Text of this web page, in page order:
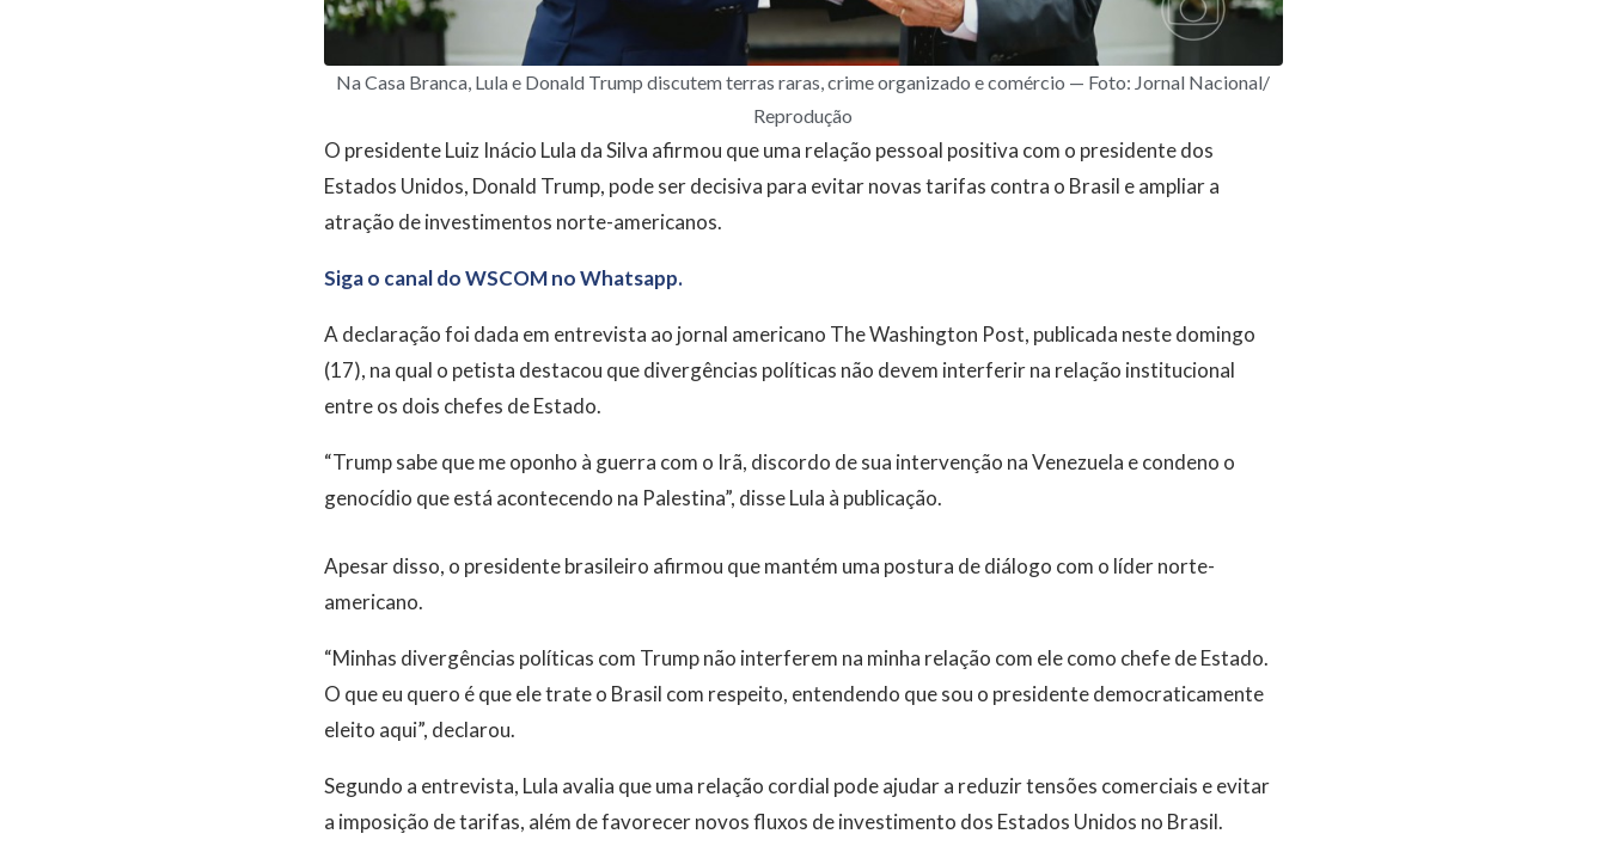
Na Casa Branca, Lula e Donald Trump discutem terras raras, crime organizado e comércio — Foto: Jornal Nacional/
Reprodução
O presidente Luiz Inácio Lula da Silva afirmou que uma relação pessoal positiva com o presidente dos
Estados Unidos, Donald Trump, pode ser decisiva para evitar novas tarifas contra o Brasil e ampliar a
atração de investimentos norte-americanos.
Siga o canal do WSCOM no Whatsapp.
A declaração foi dada em entrevista ao jornal americano The Washington Post, publicada neste domingo
(17), na qual o petista destacou que divergências políticas não devem interferir na relação institucional
entre os dois chefes de Estado.
“Trump sabe que me oponho à guerra com o Irã, discordo de sua intervenção na Venezuela e condeno o
genocídio que está acontecendo na Palestina”, disse Lula à publicação.
Apesar disso, o presidente brasileiro afirmou que mantém uma postura de diálogo com o líder norte-
americano.
“Minhas divergências políticas com Trump não interferem na minha relação com ele como chefe de Estado.
O que eu quero é que ele trate o Brasil com respeito, entendendo que sou o presidente democraticamente
eleito aqui”, declarou.
Segundo a entrevista, Lula avalia que uma relação cordial pode ajudar a reduzir tensões comerciais e evitar
a imposição de tarifas, além de favorecer novos fluxos de investimento dos Estados Unidos no Brasil.